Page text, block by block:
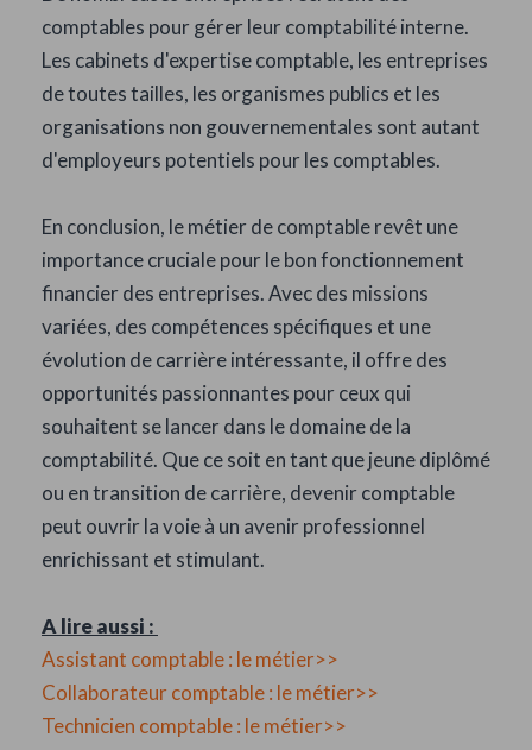
comptables pour gérer leur comptabilité interne.
Les cabinets d'expertise comptable, les entreprises
de toutes tailles, les organismes publics et les
organisations non gouvernementales sont autant
d'employeurs potentiels pour les comptables.
En conclusion, le métier de comptable revêt une
importance cruciale pour le bon fonctionnement
financier des entreprises. Avec des missions
variées, des compétences spécifiques et une
évolution de carrière intéressante, il offre des
opportunités passionnantes pour ceux qui
souhaitent se lancer dans le domaine de la
comptabilité. Que ce soit en tant que jeune diplômé
ou en transition de carrière, devenir comptable
peut ouvrir la voie à un avenir professionnel
enrichissant et stimulant.
A lire aussi :
Assistant comptable : le métier>>
Collaborateur comptable : le métier>>
Technicien comptable : le métier>>